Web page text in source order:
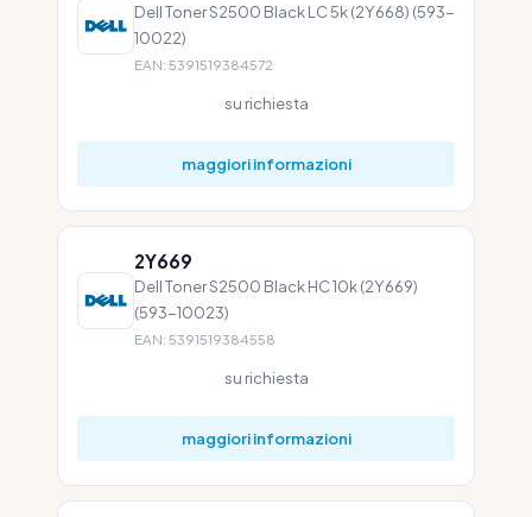
Dell Toner S2500 Black LC 5k (2Y668) (593-
10022)
EAN: 5391519384572
su richiesta
maggiori informazioni
2Y669
Dell Toner S2500 Black HC 10k (2Y669)
(593-10023)
EAN: 5391519384558
su richiesta
maggiori informazioni